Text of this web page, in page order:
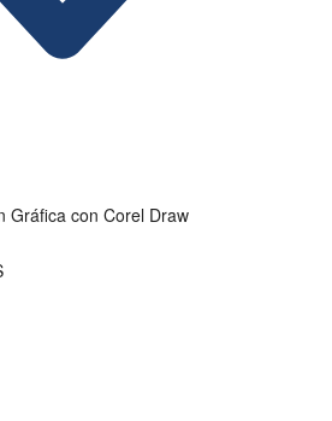
Gráfica con Corel Draw